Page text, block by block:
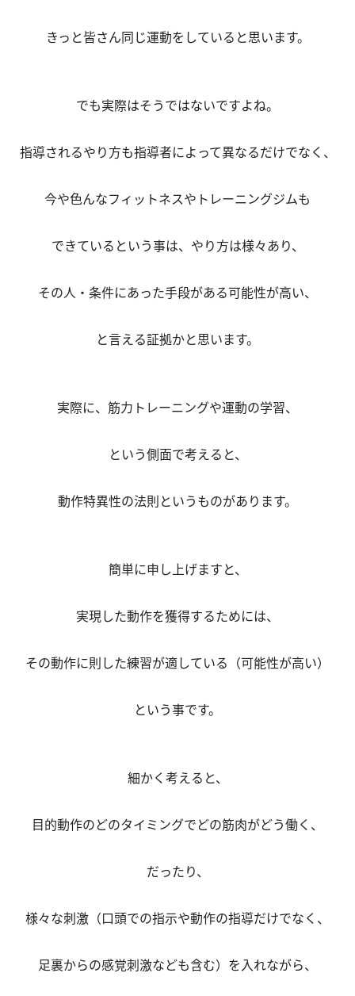
きっと皆さん同じ運動をしていると思います。
でも実際はそうではないですよね。
指導されるやり方も指導者によって異なるだけでなく、
今や色んなフィットネスやトレーニングジムも
できているという事は、やり方は様々あり、
その人・条件にあった手段がある可能性が高い、
と言える証拠かと思います。
実際に、筋力トレーニングや運動の学習、
という側面で考えると、
動作特異性の法則というものがあります。
簡単に申し上げますと、
実現した動作を獲得するためには、
その動作に則した練習が適している（可能性が高い）
という事です。
細かく考えると、
目的動作のどのタイミングでどの筋肉がどう働く、
だったり、
様々な刺激（口頭での指示や動作の指導だけでなく、
足裏からの感覚刺激なども含む）を入れながら、